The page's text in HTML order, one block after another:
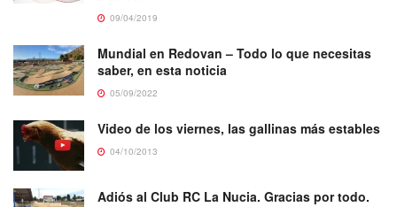
09/04/2019
Mundial en Redovan – Todo lo que necesitas
saber, en esta noticia
05/09/2022
Video de los viernes, las gallinas más estables
04/10/2013
Adiós al Club RC La Nucia. Gracias por todo.